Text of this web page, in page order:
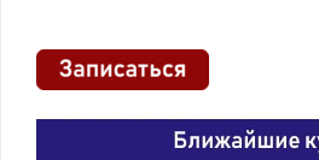
04.07.2022
№458"